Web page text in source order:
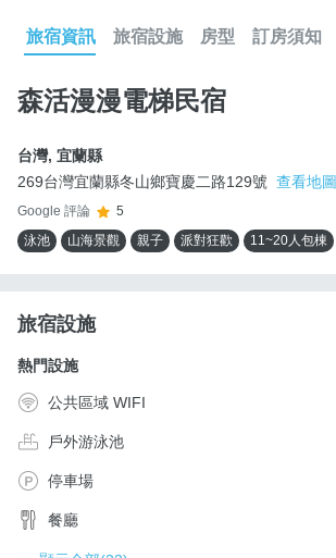
旅宿資訊 旅宿設施 房型 訂房須知
森活漫漫電梯民宿
台灣, 宜蘭縣
269台灣宜蘭縣冬山鄉寶慶二路129號 查看地圖
Google 評論
5
泳池
山海景觀 親子 派對狂歡 11~20人包棟
旅宿設施
熱門設施
公共區域 WIFI
戶外游泳池
停車場
餐廳